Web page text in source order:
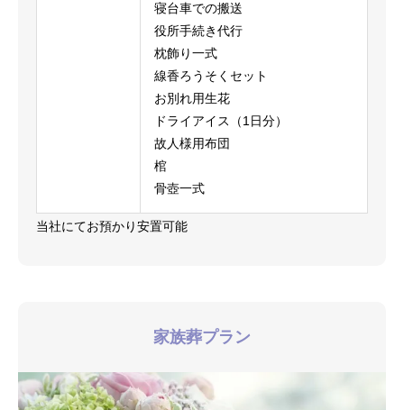
寝台車での搬送
役所手続き代行
枕飾り一式
線香ろうそくセット
お別れ用生花
ドライアイス（1日分）
故人様用布団
棺
骨壺一式
当社にてお預かり安置可能
家族葬プラン